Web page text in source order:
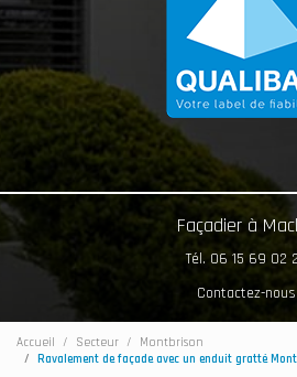
Façadier à
Tél. 06 15 69 02
Contactez-nous
Accueil Secteur
Montbrison
Ravalement de façade avec un enduit gratté